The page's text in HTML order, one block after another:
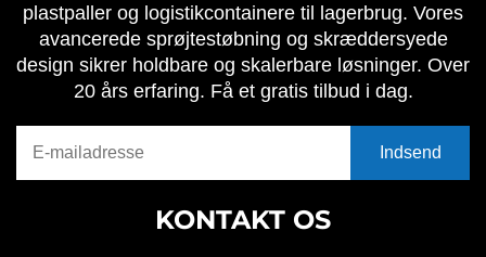
plastpaller og logistikcontainere til lagerbrug. Vores
avancerede sprøjtestøbning og skræddersyede
design sikrer holdbare og skalerbare løsninger. Over
20 års erfaring. Få et gratis tilbud i dag.
KONTAKT OS